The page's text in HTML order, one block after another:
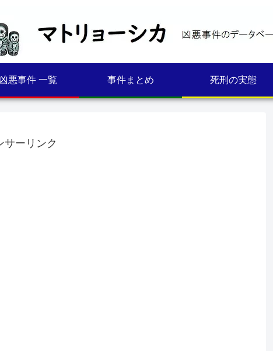
悪事件 一覧 事件まとめ 死刑の実態
サーリンク